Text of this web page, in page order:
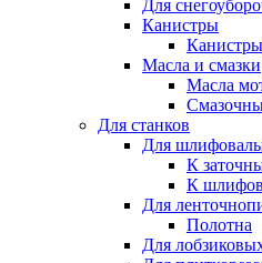
Для
Канистры
Масла и смазки
Масла
Для станков
Для
К
К
Для
Полотна
Для